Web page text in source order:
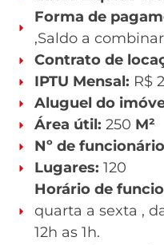
Forma de
,Saldo a combinar
Contrato de
IPTU Mensal: R$
Aluguel do
Área útil: 250 M²
Nº de
Lugares: 120
Horário de
quarta a sexta ,
12h as 1h.